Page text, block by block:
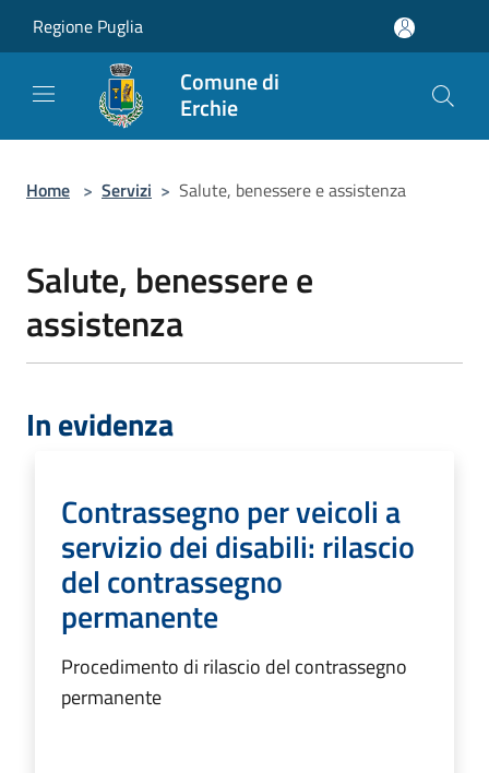
Regione Puglia
Comune di
Erchie
Home > Servizi > Salute, benessere e assistenza
Salute, benessere e
assistenza
In evidenza
Contrassegno per veicoli a
servizio dei disabili: rilascio
del contrassegno
permanente
Procedimento di rilascio del contrassegno
permanente